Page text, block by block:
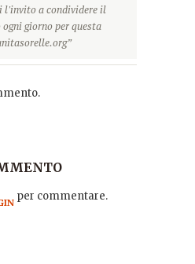
l'invito a condividere il
giorno per questa
per commentare.